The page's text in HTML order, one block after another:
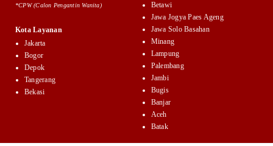
*CPW (Calon Pengantin Wanita)
Kota Layanan
Jakarta
Bogor
Depok
Tangerang
Bekasi
Betawi
Jawa Jogya Paes Ageng
Jawa Solo Basahan
Minang
Lampung
Palembang
Jambi
Bugis
Banjar
Aceh
Batak